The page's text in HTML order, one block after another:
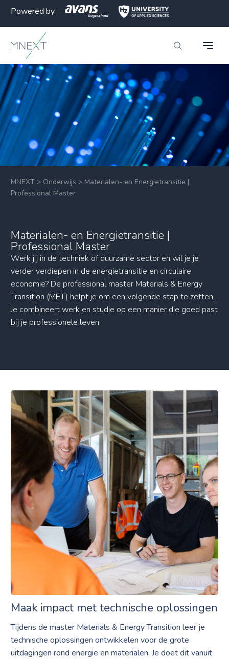
Powered by
MNEXT > Onderwijs > Materialen- en Energietransitie |
Professional Master
Materialen- en Energietransitie |
Professional Master
Werk jij in de techniek of duurzame sector en wil je je
verder verdiepen in de energietransitie en circulaire
economie? De professional master Materials & Energy
Transition (MET) helpt je om een volgende stap te zetten.
Je combineert werk en studie op een manier die goed past
bij je professionele leven.
Maak impact met technische oplossingen
Tijdens de master Materials & Energy Transition leer je
technische oplossingen ontwikkelen voor de grote
uitdagingen rond energie en materialen. Je doet dit vanuit